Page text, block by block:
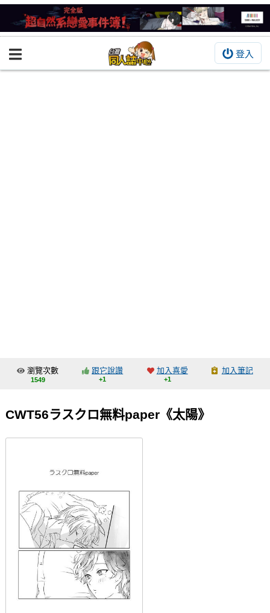
登入
BOOKY書集倉庫
交流中心
會員功能選單
瀏覽次數
1549
跟它說讚
+1
加入喜愛
+1
加入筆記
CWT56ラスクロ無料paper《太陽》